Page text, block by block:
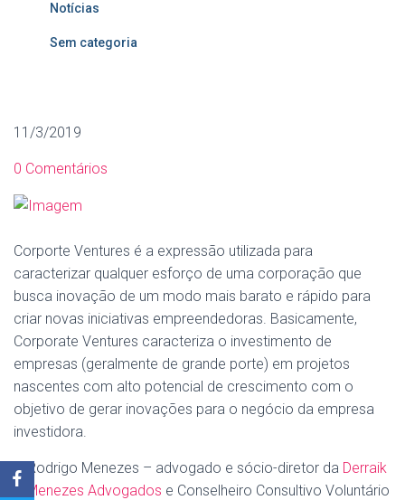
Notícias
Sem categoria
11/3/2019
0 Comentários
​Corporte Ventures é a expressão utilizada para
caracterizar qualquer esforço de uma corporação que
busca inovação de um modo mais barato e rápido para
criar novas iniciativas empreendedoras. Basicamente,
Corporate Ventures caracteriza o investimento de
empresas (geralmente de grande porte) em projetos
nascentes com alto potencial de crescimento com o
objetivo de gerar inovações para o negócio da empresa
investidora.
O Rodrigo Menezes – advogado e sócio-diretor da Derraik
& Menezes Advogados e Conselheiro Consultivo Voluntário